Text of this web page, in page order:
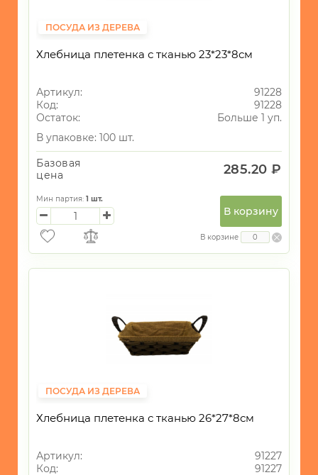
ПОСУДА ИЗ ДЕРЕВА
Хлебница плетенка с тканью 23*23*8см
Артикул:
91228
Код:
91228
Остаток:
Больше 1 уп.
В упаковке: 100 шт.
Базовая
цена
285.20 ₽
Мин партия: 1 шт.
В корзину
В корзине
ПОСУДА ИЗ ДЕРЕВА
Хлебница плетенка с тканью 26*27*8см
Артикул:
91227
Код:
91227